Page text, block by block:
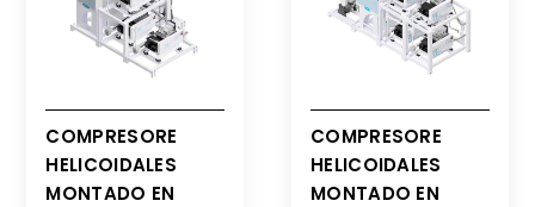
COMPRESORE
HELICOIDALES
MONTADO EN
COMPRESORE
HELICOIDALES
MONTADO EN